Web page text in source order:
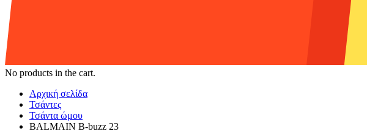
No products in the cart.
Αρχική σελίδα
Τσάντες
Τσάντα ώμου
BALMAIN B-buzz 23